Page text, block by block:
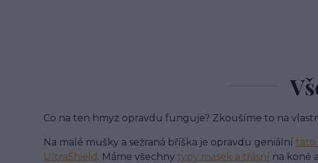
Co na ten hmyz opravdu funguje? Zkoušíme to na
Na malé mušky a sežraná bříška je opravdu geniální tato
UltraShield . Máme všechny typy masek a třásní na koně